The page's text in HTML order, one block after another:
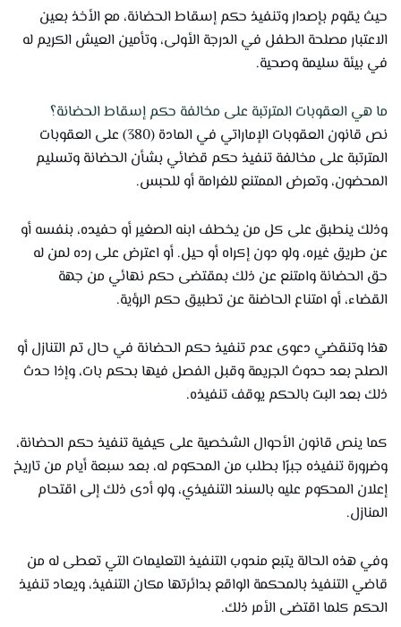
حيث يقوم بإصدار وتنفيذ حكم إسقاط الحضانة، مع الأخذ بعين
الاعتبار مصلحة الطفل في الدرجة الأولى، وتأمين العيش الكريم له
في بيئة سليمة وصحية.
ما هي العقوبات المترتبة على مخالفة حكم إسقاط الحضانة؟
نص قانون العقوبات الإماراتي في المادة (380) على العقوبات
المترتبة على مخالفة تنفيذ حكم قضائي بشأن الحضانة وتسليم
المحضون، وتعرض الممتنع للغرامة أو للحبس.
وذلك ينطبق على كل من يخطف ابنه الصغير أو حفيده، بنفسه أو
عن طريق غيره، ولو دون إكراه أو حيل. أو اعترض على رده لمن له
حق الحضانة وامتنع عن ذلك بمقتضى حكم نهائي من جهة
القضاء، أو امتناع الحاضنة عن تطبيق حكم الرؤية.
هذا وتنقضي دعوى عدم تنفيذ حكم الحضانة في حال تم التنازل أو
الصلح بعد حدوث الجريمة وقبل الفصل فيها بحكم بات، وإذا حدث
ذلك بعد البت بالحكم يوقف تنفيذه.
كما ينص قانون الأحوال الشخصية على كيفية تنفيذ حكم الحضانة،
وضرورة تنفيذه جبرًا بطلب من المحكوم له، بعد سبعة أيام من تاريخ
إعلان المحكوم عليه بالسند التنفيذي، ولو أدى ذلك إلى اقتحام
المنازل.
وفي هذه الحالة يتبع مندوب التنفيذ التعليمات التي تعطى له من
قاضي التنفيذ بالمحكمة الواقع بدائرتها مكان التنفيذ، ويعاد تنفيذ
الحكم كلما اقتضى الأمر ذلك.